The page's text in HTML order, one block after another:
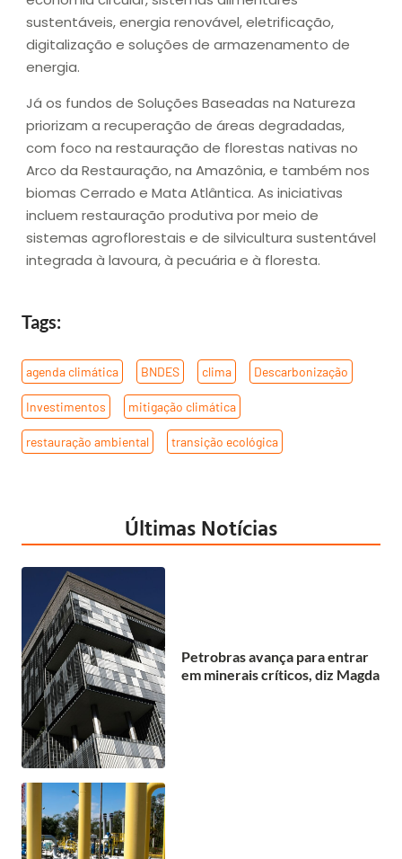
sustentáveis, energia renovável, eletrificação,
digitalização e soluções de armazenamento de
energia.
Já os fundos de Soluções Baseadas na Natureza
priorizam a recuperação de áreas degradadas,
com foco na restauração de florestas nativas no
Arco da Restauração, na Amazônia, e também nos
biomas Cerrado e Mata Atlântica. As iniciativas
incluem restauração produtiva por meio de
sistemas agroflorestais e de silvicultura sustentável
integrada à lavoura, à pecuária e à floresta.
Tags:
agenda climática BNDES clima Descarbonização
Investimentos mitigação climática
restauração ambiental transição ecológica
Últimas Notícias
Petrobras avança para entrar
em minerais críticos, diz Magda